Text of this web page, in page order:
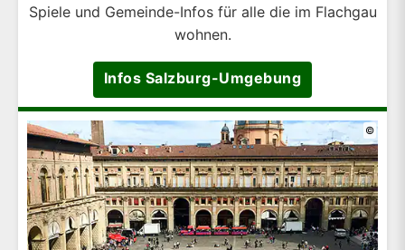
Spiele und Gemeinde-Infos für alle die im Flachgau
wohnen.
Infos Salzburg-Umgebung
©